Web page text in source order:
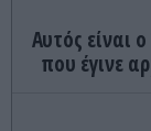
Αυτός είναι
που έγινε